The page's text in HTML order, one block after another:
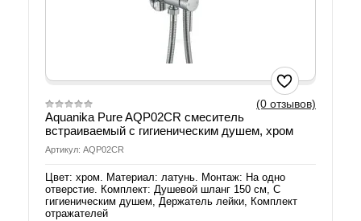
(0 отзывов)
Aquanika Pure AQP02CR cмеситель
встраиваемый с гигиеническим душем, хром
Артикул: AQP02CR
Цвет: хром. Материал: латунь. Монтаж: На одно
отверстие. Комплект: Душевой шланг 150 см, С
гигиеническим душем, Держатель лейки, Комплект
отражателей